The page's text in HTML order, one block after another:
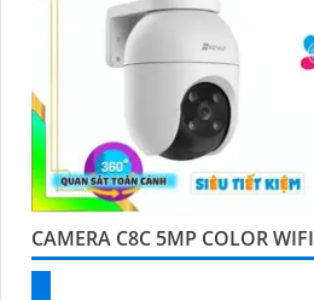
CAMERA C8C 5MP COLOR WIFI